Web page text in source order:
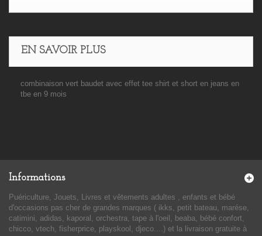
EN SAVOIR PLUS
combinaison vert baudet avec effet tee shirt et short en jeans en
tbe en 9 mois
Informations
Puériculture, Jouets, Livres et vêtements adultes , enfants et bébé
d'occasions pas cher de grandes marques ( ikks, petit bateau, marése,
catimini, adidas, kaporal, orchestra, tape à l'oeil, beaba, bébé confort,
chicco, vtech, fisherprice, playskool, djeco....) et la livraison gratuite à